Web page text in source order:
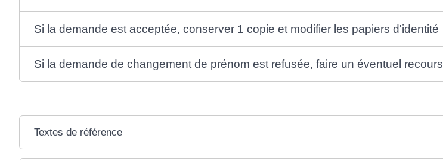
Si la demande est acceptée, conserver 1 copie et modifier les papiers d'identité
Si la demande de changement de prénom est refusée, faire un éventuel recours
Textes de référence